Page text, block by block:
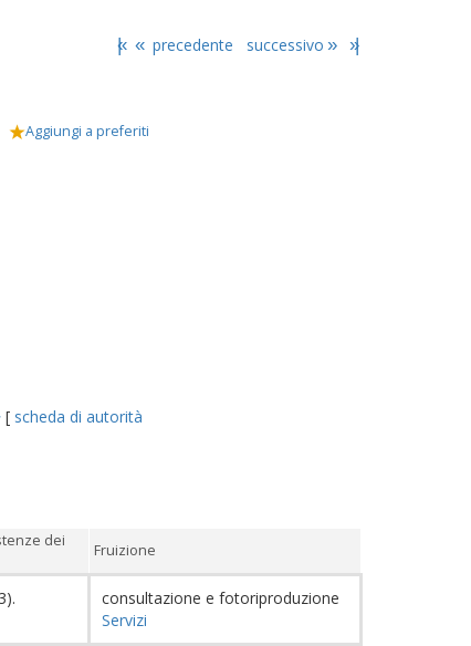
|« « precedente successivo » »|
Aggiungi a preferiti
[ scheda di autorità
dei
Fruizione
consultazione e fotoriproduzione
Servizi